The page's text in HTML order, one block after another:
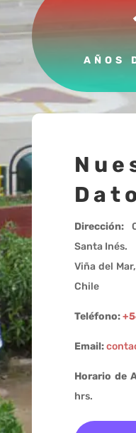
AÑOS
Dirección:
Santa Inés.
Viña del
Chile
Teléfono:
Email:
Horario de
hrs.